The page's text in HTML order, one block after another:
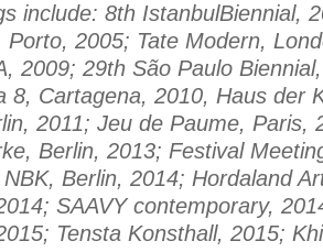
include: 8th IstanbulBiennial,
Porto, 2005; Tate Modern,
2009; 29th São Paulo
8, Cartagena, 2010, Haus der
2011; Jeu de Paume, Paris,
Berlin, 2013; Festival
Berlin, 2014; Hordaland
SAAVY contemporary,
Tensta Konsthall, 2015;